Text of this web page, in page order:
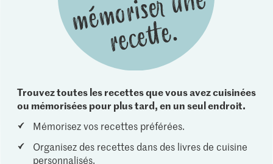
Trouvez toutes les recettes que vous avez cuisinées
ou mémorisées pour plus tard, en un seul endroit.
Mémorisez vos recettes préférées.
Organisez des recettes dans des livres de cuisine
personnalisés.